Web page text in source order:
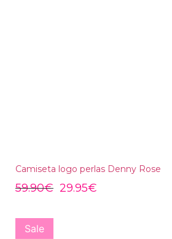
Camiseta logo perlas Denny Rose
59.90€ 29.95€
Sale